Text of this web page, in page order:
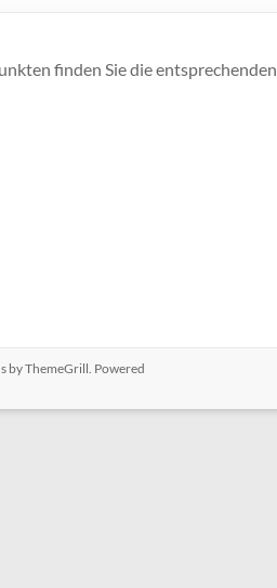
finden Sie die entsprechenden
by ThemeGrill. Powered